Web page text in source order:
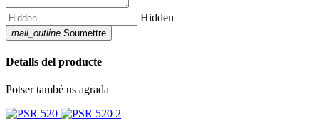
Hidden
mail_outline Soumettre
Detalls del producte
Potser també us agrada